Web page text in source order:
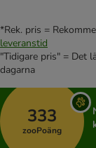
*Rek. pris =
leveranstid
"Tidigare pris" = Det
dagarna
333
zooPoäng